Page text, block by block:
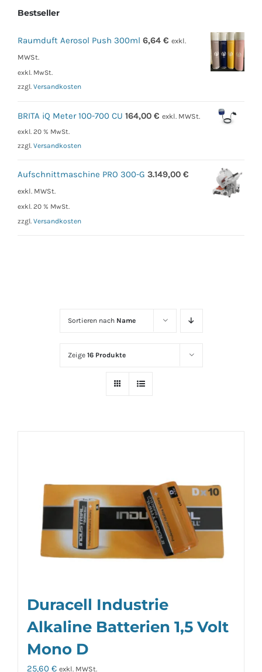
Sortieren nach Name
Zeige 16 Produkte
Duracell Industrie
Alkaline Batterien 1,5 Volt
Mono D
25,60 € exkl. MWSt.
Bestseller
Raumduft Aerosol Push 300ml 6,64 € exkl.
MWSt.
exkl. MwSt.
zzgl. Versandkosten
BRITA iQ Meter 100-700 CU 164,00 € exkl. MWSt.
exkl. 20 % MwSt.
zzgl. Versandkosten
Aufschnittmaschine PRO 300-G 3.149,00 €
exkl. MWSt.
exkl. 20 % MwSt.
zzgl. Versandkosten